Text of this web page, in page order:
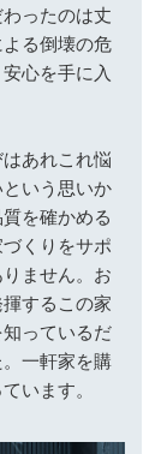
ったのは丈
る倒壊の危
心を手に入
あれこれ悩
いう思いか
を確かめる
くりをサポ
ません。お
するこの家
っているだ
一軒家を購
います。